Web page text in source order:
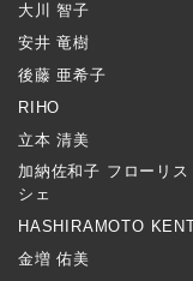
大川 智子
安井 竜樹
後藤 亜希子
RIHO
立本 清美
加納佐和子 フローリス
シェ
HASHIRAMOTO
金増 佑美